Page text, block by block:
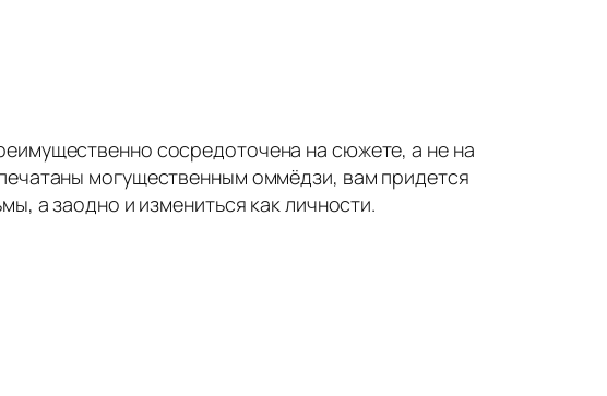
сосредоточена на сюжете, а не на
могущественным оммёдзи, вам придется
а заодно и измениться как личности.